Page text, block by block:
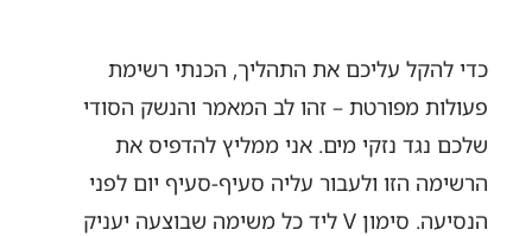
כדי להקל עליכם את התהליך, הכנתי רשימת
פעולות מפורטת – זהו לב המאמר והנשק הסודי
שלכם נגד נזקי מים. אני ממליץ להדפיס את
הרשימה הזו ולעבור עליה סעיף-סעיף יום לפני
הנסיעה. סימון V ליד כל משימה שבוצעה יעניק